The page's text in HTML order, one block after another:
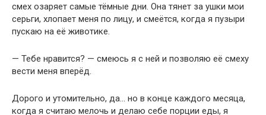
смех озаряет самые тёмные дни. Она тянет за ушки мои
серьги, хлопает меня по лицу, и смеётся, когда я пузыри
пускаю на её животике.
— Тебе нравится? — смеюсь я с ней и позволяю её смеху
вести меня вперёд.
Дорого и утомительно, да… но в конце каждого месяца,
когда я считаю мелочь и делаю себе порции еды, я